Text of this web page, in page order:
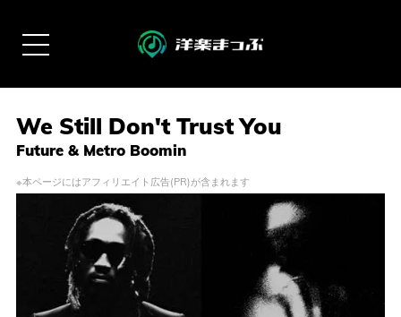
We Still Don't Trust You
Future & Metro Boomin
※本ページにはアフィリエイト広告(PR)が含まれます